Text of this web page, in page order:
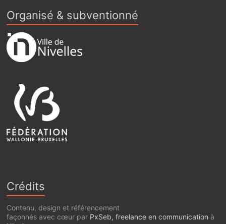
Organisé & subventionné
Crédits
Contenu, design et référencement
façonnés avec cœur par PxSeb, freelance en communication à